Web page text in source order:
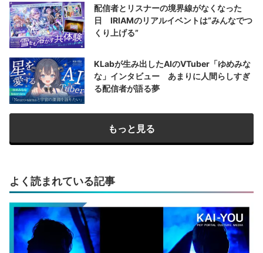
配信者とリスナーの境界線がなくなった
日 IRIAMのリアルイベントは“みんなでつ
くり上げる”
KLabが生み出したAIのVTuber「ゆめみな
な」インタビュー あまりに人間らしすぎ
る配信者が語る夢
もっと見る
よく読まれている記事